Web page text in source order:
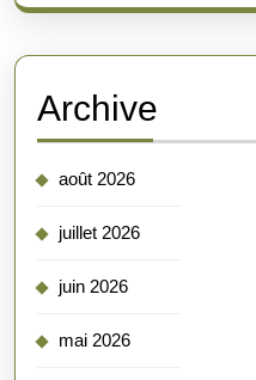
Archive
août 2026
juillet 2026
juin 2026
mai 2026